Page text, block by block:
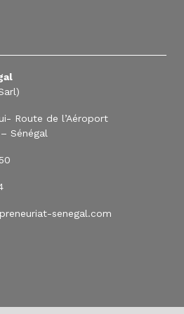
Route de l’Aéroport
Sénégal
senegal.com